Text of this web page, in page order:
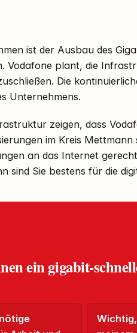
ist der Ausbau des
Vodafone plant, die
Die
Unternehmens.
zeigen, dass
im Kreis
an das Internet
sind Sie bestens für die
ein gigabit-